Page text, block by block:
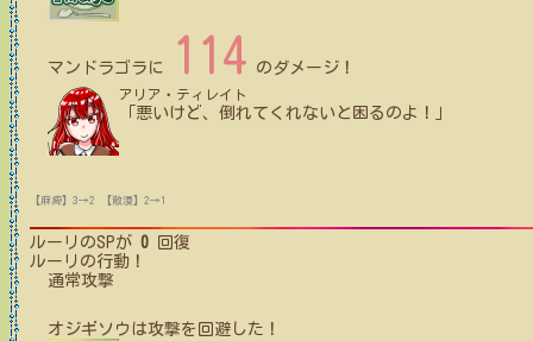
マンドラゴラ に 114 のダメージ！
アリア・ティレイト
「悪いけど、倒れてくれないと困るのよ！」
【麻痺】3→2 【散漫】2→1
ルーリ のSPが 0 回復
ルーリ の行動！
通常攻撃
オジギソウ は攻撃を回避した！